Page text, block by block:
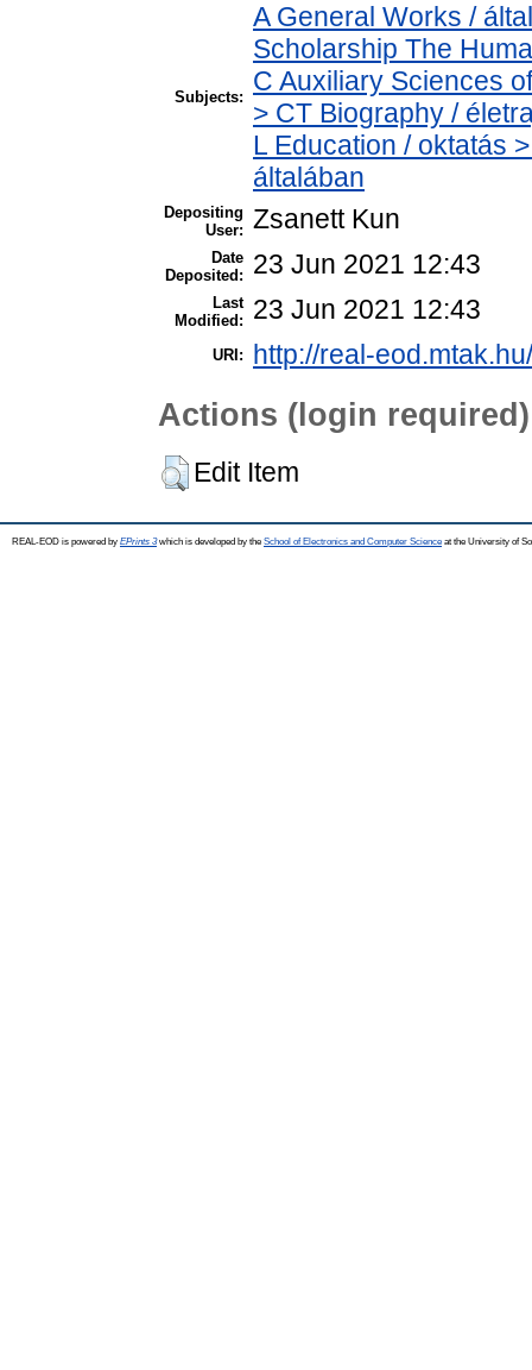
Subjects:
A General Works /
Scholarship The
C Auxiliary Sciences
> CT Biography /
L Education / oktatás
általában
Depositing
User: Zsanett Kun
Date
Deposited:
23 Jun 2021 12:43
Last
Modified:
23 Jun 2021 12:43
URI: http://real-
Actions (login required)
Edit Item
REAL-EOD is powered by EPrints 3which is developed by the School of Electronics and Computer Science at the University of